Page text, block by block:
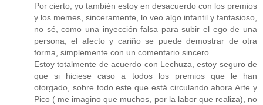
Por cierto, yo también estoy en desacuerdo con los premios
y los memes, sinceramente, lo veo algo infantil y fantasioso,
no sé, como una inyección falsa para subir el ego de una
persona, el afecto y cariño se puede demostrar de otra
forma, simplemente con un comentario sincero .
Estoy totalmente de acuerdo con Lechuza, estoy seguro de
que si hiciese caso a todos los premios que le han
otorgado, sobre todo este que está circulando ahora Arte y
Pico ( me imagino que muchos, por la labor que realiza), no